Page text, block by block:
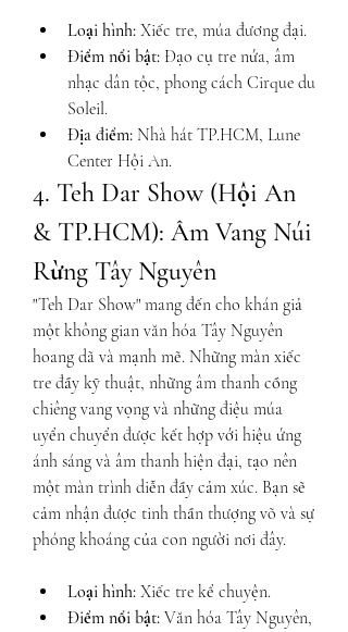
Loại hình: Xiếc tre, múa đương đại.
Điểm nổi bật: Đạo cụ tre nứa, âm
nhạc dân tộc, phong cách Cirque du
Soleil.
Địa điểm: Nhà hát TP.HCM, Lune
Center Hội An.
4. Teh Dar Show (Hội An
& TP.HCM): Âm Vang Núi
Rừng Tây Nguyên
"Teh Dar Show" mang đến cho khán giả
một không gian văn hóa Tây Nguyên
hoang dã và mạnh mẽ. Những màn xiếc
tre đầy kỹ thuật, những âm thanh cồng
chiêng vang vọng và những điệu múa
uyển chuyển được kết hợp với hiệu ứng
ánh sáng và âm thanh hiện đại, tạo nên
một màn trình diễn đầy cảm xúc. Bạn sẽ
cảm nhận được tinh thần thượng võ và sự
phóng khoáng của con người nơi đây.
Loại hình: Xiếc tre kể chuyện.
Điểm nổi bật: Văn hóa Tây Nguyên,